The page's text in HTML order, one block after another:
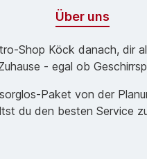
Über uns
Shop Köck danach, dir
- egal ob
Pa­ket von der
du den besten Service